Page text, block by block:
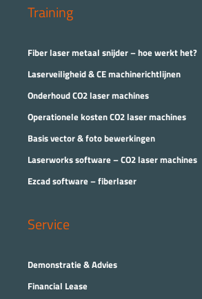
Training
Fiber laser metaal snijder – hoe werkt het?
Laserveiligheid & CE machinerichtlijnen
Onderhoud CO2 laser machines
Operationele kosten CO2 laser machines
Basis vector & foto bewerkingen
Laserworks software – CO2 laser machines
Ezcad software – fiberlaser
Service
Demonstratie & Advies
Financial Lease